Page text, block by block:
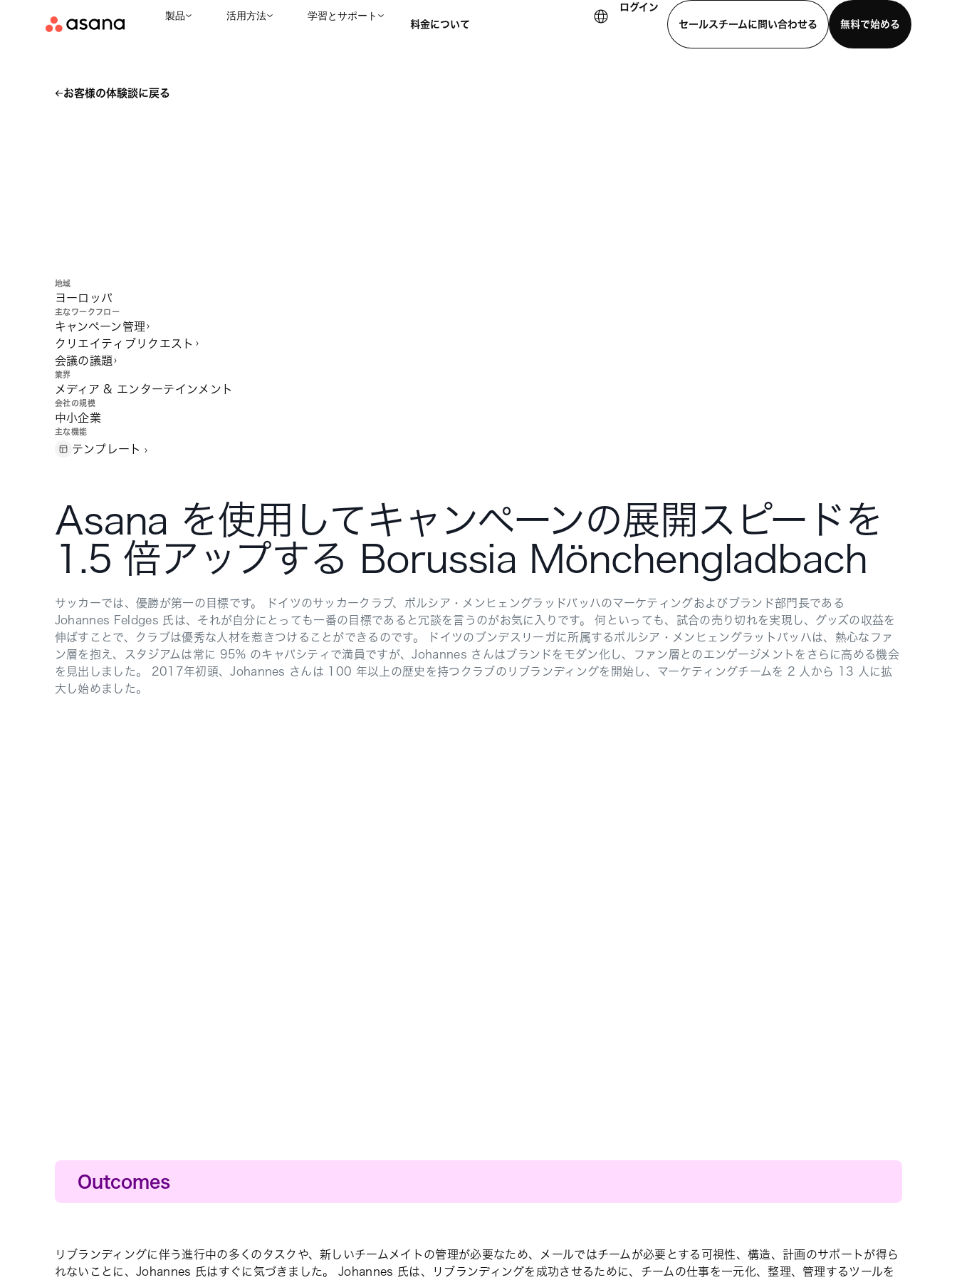
製品 活用方法 学習とサポート
料金について
ログイン
セールスチームに問い合わせる
無料で始める
お客様の体験談に戻る
地域
ヨーロッパ
主なワークフロー
キャンペーン管理
クリエイティブリクエスト
会議の議題
業界
メディア & エンターテインメント
会社の規模
中小企業
主な機能
テンプレート
Asana を使用してキャンペーンの展開スピードを
1.5 倍アップする Borussia Mönchengladbach
サッカーでは、優勝が第一の目標です。 ドイツのサッカークラブ、ボルシア・メンヒェングラッドバッハのマーケティングおよびブランド部門長である
Johannes Feldges 氏は、それが自分にとっても一番の目標であると冗談を言うのがお気に入りです。 何といっても、試合の売り切れを実現し、グッズの収益を
伸ばすことで、クラブは優秀な人材を惹きつけることができるのです。 ドイツのブンデスリーガに所属するボルシア・メンヒェングラットバッハは、熱心なファ
ン層を抱え、スタジアムは常に 95% のキャパシティで満員ですが、Johannes さんはブランドをモダン化し、ファン層とのエンゲージメントをさらに高める機会
を見出しました。 2017年初頭、Johannes さんは 100 年以上の歴史を持つクラブのリブランディングを開始し、マーケティングチームを 2 人から 13 人に拡
大し始めました。
Outcomes
1 か月あたりのマーケティングキャンペーンのローンチ数が 50% アップ
リブランディングに伴う進行中の多くのタスクや、新しいチームメイトの管理が必要なため、メールではチームが必要とする可視性、構造、計画のサポートが得ら
れないことに、Johannes 氏はすぐに気づきました。 Johannes 氏は、リブランディングを成功させるために、チームの仕事を一元化、整理、管理するツールを